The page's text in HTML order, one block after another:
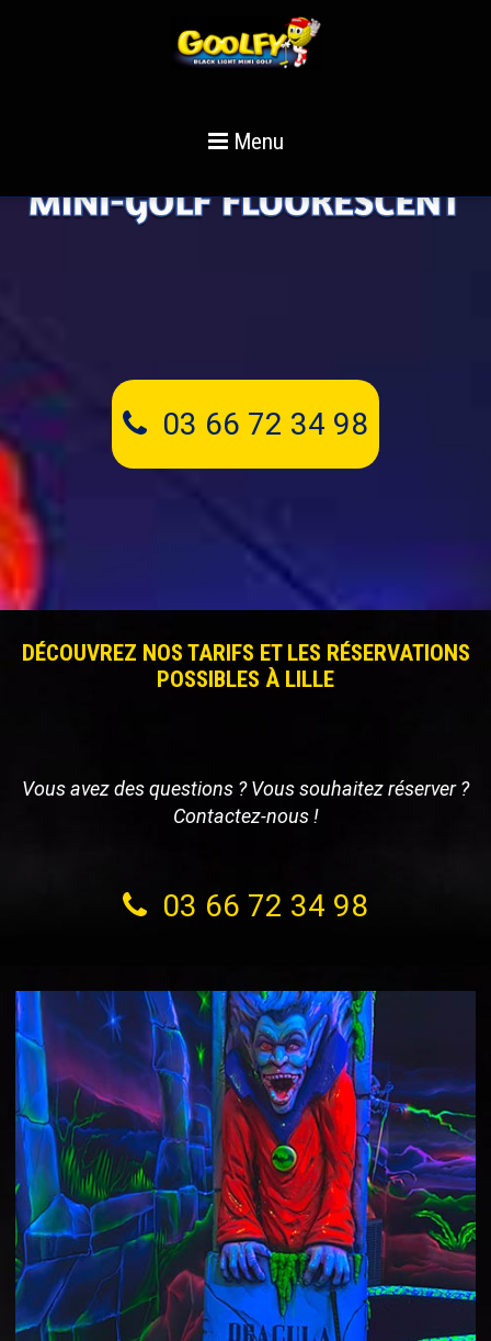
Menu
ÉVÉNEMENTS
CONTACT
03 66 72 34 98
DÉCOUVREZ NOS TARIFS ET LES RÉSERVATIONS
POSSIBLES À LILLE
Vous avez des questions ? Vous souhaitez réserver ?
Contactez-nous !
03 66 72 34 98